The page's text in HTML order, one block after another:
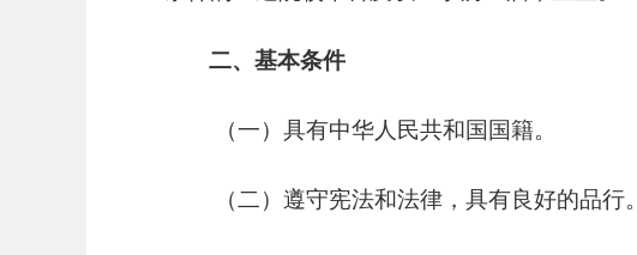
二、基本条件
（一） 具有中华人民共和国国籍。
（二） 遵守宪法和法律，具有良好的品行。